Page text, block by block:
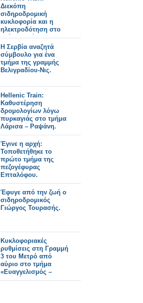
Διεκόπη
σιδηροδρομική
κυκλοφορία και η
ηλεκτροδότηση στο
τμήμα Οινόη –
Χαλκίδα, εξαιτίας
πυρκαγιάς.
Η Σερβία αναζητά
σύμβουλο για ένα
τμήμα της γραμμής
Βελιγραδίου-Νις.
Hellenic Train:
Καθυστέρηση
δρομολογίων λόγω
πυρκαγιάς στο τμήμα
Λάρισα – Ραψάνη.
Έγινε η αρχή:
Τοποθετήθηκε το
πρώτο τμήμα της
πεζογέφυρας
Επταλόφου.
Έφυγε από την ζωή ο
σιδηροδρομικός
Γιώργος Τουρασής.
Κυκλοφοριακές
ρυθμίσεις στη Γραμμή
3 του Μετρό από
αύριο στο τμήμα
«Ευαγγελισμός –
Κατεχάκη» – Ποιοι